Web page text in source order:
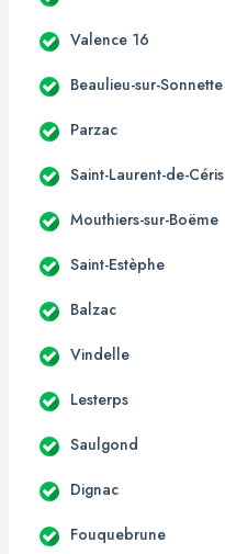
Valence 16
Beaulieu-sur-Sonnette
Parzac
Saint-Laurent-de-Céris
Mouthiers-sur-Boëme
Saint-Estèphe
Balzac
Vindelle
Lesterps
Saulgond
Dignac
Fouquebrune